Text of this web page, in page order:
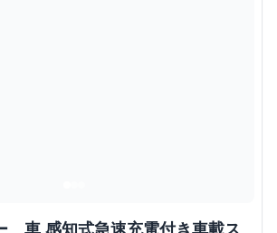
車 感知式急速充電付き車載ス